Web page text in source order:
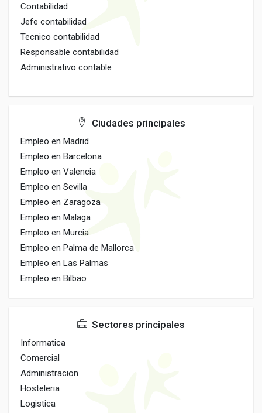
Contabilidad
Jefe contabilidad
Tecnico contabilidad
Responsable contabilidad
Administrativo contable
Ciudades principales
Empleo en Madrid
Empleo en Barcelona
Empleo en Valencia
Empleo en Sevilla
Empleo en Zaragoza
Empleo en Malaga
Empleo en Murcia
Empleo en Palma de Mallorca
Empleo en Las Palmas
Empleo en Bilbao
Sectores principales
Informatica
Comercial
Administracion
Hosteleria
Logistica